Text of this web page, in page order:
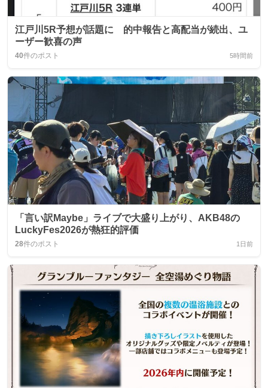
江戸川5R予想が話題に 的中報告と高配当が続出、ユ
ーザー歓喜の声
40件のポスト 5時間前
「言い訳Maybe」ライブで大盛り上がり、AKB48の
LuckyFes2026が熱狂的評価
28件のポスト 1日前